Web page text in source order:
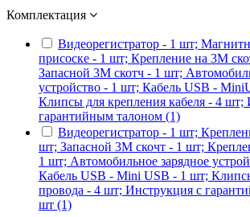
Комплектация
Видеорегистратор - 1 шт;
присоске - 1 шт; Крепление на 3М
Запасной 3М скотч - 1 шт;
устройство - 1 шт; Кабель USB -
Клипсы для крепления кабеля - 4 шт;
гарантийным талоном (1)
Видеорегистратор - 1 шт;
шт; Запасной 3М скочт - 1 шт;
1 шт; Автомобильное зарядное
Кабель USB - Mini USB - 1 шт;
провода - 4 шт; Инструкция с
шт (1)